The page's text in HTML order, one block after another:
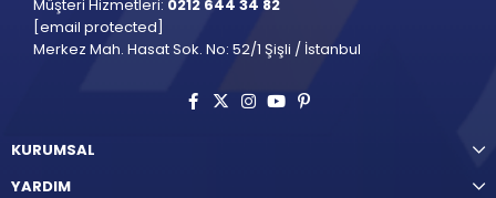
Müşteri Hizmetleri: 0212 644 34 82
[email protected]
Merkez Mah. Hasat Sok. No: 52/1 Şişli / İstanbul
KURUMSAL
YARDIM